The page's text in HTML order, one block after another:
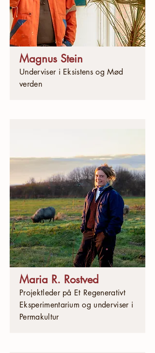
Magnus Stein
Underviser i Eksistens og Mød
verden
Maria R. Rostved
Projektleder på Et Regenerativt
Eksperimentarium og underviser i
Permakultur